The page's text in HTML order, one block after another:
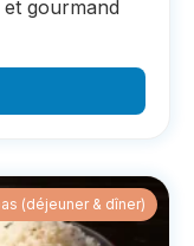
gourmand
(déjeuner & dîner)